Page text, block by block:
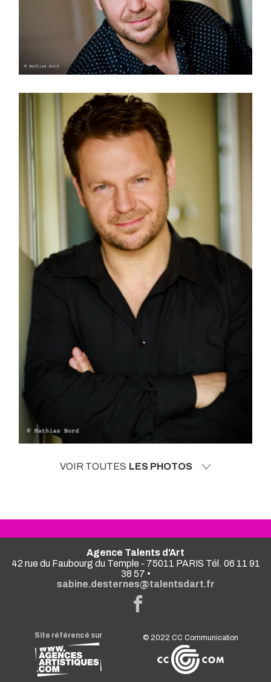
VOIR TOUTES LES PHOTOS
Agence Talents d'Art
42 rue du Faubourg du Temple - 75011 PARIS Tél. 06 11 91
38 57 •
sabine.desternes@talentsdart.fr
Site référencé sur © 2022CC Communication